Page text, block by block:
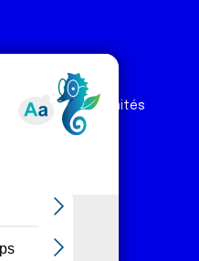
Espace Ligue & comités
Espace chercheur